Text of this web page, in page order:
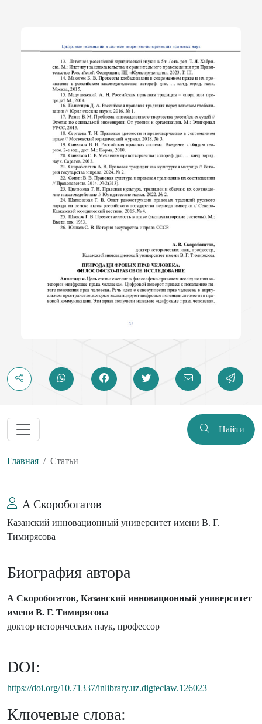
Найти
Главная Статьи
А Скоробогатов
Казанский инновационный университет имени В. Г.
Тимирясова
Биография автора
А Скоробогатов, Казанский инновационный университет
имени В. Г. Тимирясова
доктор исторических наук, профессор
DOI:
https://doi.org/10.71337/inlibrary.uz.digteclaw.126023
Ключевые слова: